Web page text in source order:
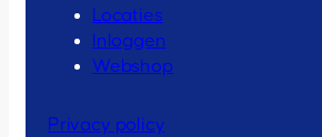
Locaties
Inloggen
Webshop
Privacy policy